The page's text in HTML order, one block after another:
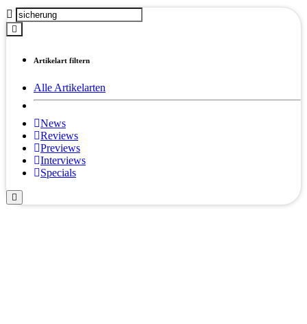
Artikelart filtern
Alle Artikelarten
News
Reviews
Previews
Interviews
Specials